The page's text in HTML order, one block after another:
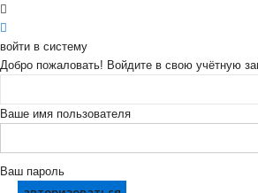
войти в систему
Добро пожаловать! Войдите в свою учётную
Ваше имя пользователя
Ваш пароль